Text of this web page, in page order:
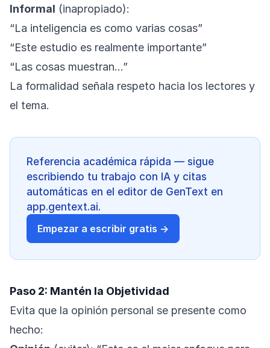
Informal (inapropiado):
“La inteligencia es como varias cosas”
“Este estudio es realmente importante”
“Las cosas muestran…”
La formalidad señala respeto hacia los lectores y
el tema.
Referencia académica rápida — sigue
escribiendo tu trabajo con IA y citas
automáticas en el editor de GenText en
app.gentext.ai.
Empezar a escribir gratis →
Paso 2: Mantén la Objetividad
Evita que la opinión personal se presente como
hecho: